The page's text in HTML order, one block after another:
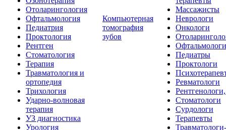
Отоларингология
Офтальмология
Педиатрия
Проктология
Рентген
Стоматология
Терапия
Травматология и
ортопедия
Трихология
Ударно-волновая
терапия
УЗ диагностика
Урология
Компьютерная
томография
зубов
Массажисты
Неврологи
Онкологи
Офтальмологи
Педиатры
Проктологи
Ревматологи
Стоматологи
Сурдологи
Терапевты
Травматологи-